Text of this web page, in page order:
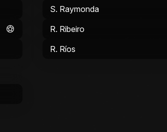
S. Raymonda
R. Ribeiro
R. Ríos